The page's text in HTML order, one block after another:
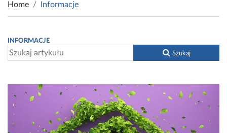
Home Informacje
INFORMACJE
Szukaj